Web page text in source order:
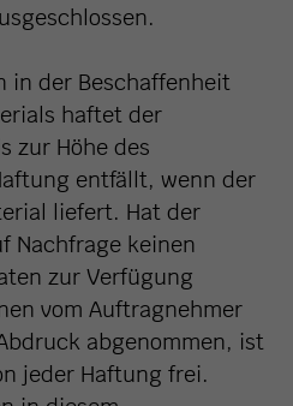
in der Beschaffenheit
haftet der
zur Höhe des
entfällt, wenn der
liefert. Hat der
Nachfrage keinen
zur Verfügung
vom Auftragnehmer
abgenommen, ist
jeder Haftung frei.